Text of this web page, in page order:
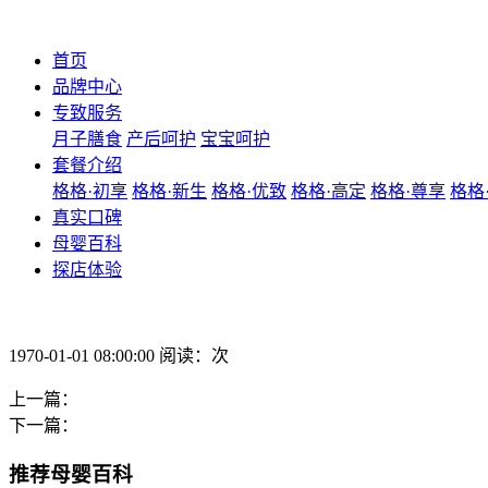
首页
品牌中心
专致服务
月子膳食 产后呵护 宝宝呵护
套餐介绍
格格·初享 格格·新生 格格·优致 格格·高定 格格·尊享 格格
真实口碑
母婴百科
探店体验
1970-01-01 08:00:00 阅读：次
上一篇：
下一篇：
推荐母婴百科